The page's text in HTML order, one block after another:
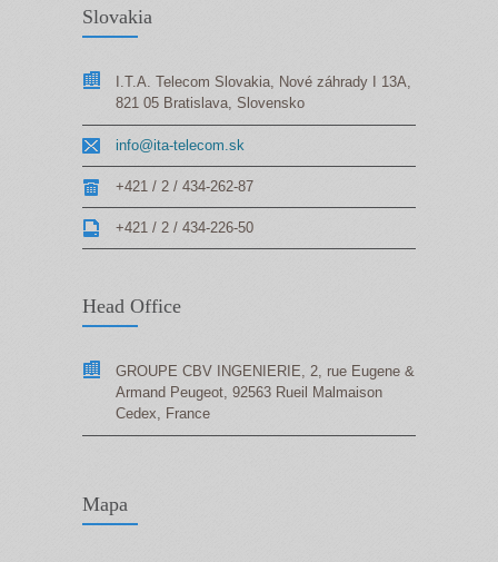
Slovakia
I.T.A. Telecom Slovakia, Nové záhrady I 13A,
821 05 Bratislava, Slovensko
info@ita-telecom.sk
+421 / 2 / 434-262-87
+421 / 2 / 434-226-50
Head Office
GROUPE CBV INGENIERIE, 2, rue Eugene &
Armand Peugeot, 92563 Rueil Malmaison
Cedex, France
Mapa